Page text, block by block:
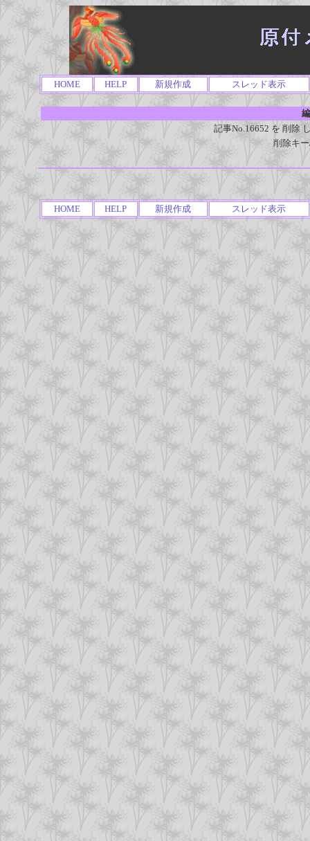
HOME HELP 新規作成 スレッド表示
記事No.16652 を 削除
削除キ
HOME HELP 新規作成 スレッド表示